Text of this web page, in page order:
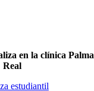
en la clínica Palma
Real